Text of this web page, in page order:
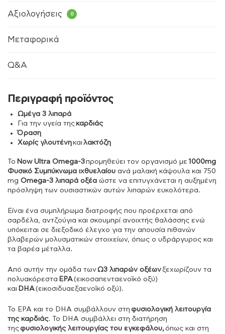
Αξιολογήσεις 0
Μεταφορικά
Q&A
Περιγραφή προϊόντος
Ωμέγα 3 λιπαρά
Για την υγεία τηςκαρδιάς
Όραση
Χωρίς γλουτένηκαι λακτόζη
Το Now Ultra Omega-3προμηθεύει τον οργανισμό με 1000mg
Φυσικό Συμπύκνωμα ιχθυελαίου ανά μαλακή κάψουλα και 750
mg Omega-3 λιπαρά οξέα ώστε να επιτυγχάνεται η αυξημένη
πρόσληψη των ουσιαστικών αυτών λιπαρών ευκολότερα.
Είναι ένα συμπλήρωμα διατροφής που προέρχεται από
σαρδέλα, αντζούγια και σκουμπρί ανοιχτής θαλάσσης ενώ
υπόκειται σε διεξοδικό έλεγχο για την απουσία πιθανών
βλαβερών μολυσματικών στοιχείων, όπως ο υδράργυρος και
τα βαρέα μέταλλα.
Από αυτήν την ομάδα τωνΩ3 λιπαρών οξέωνξεχωρίζουν τα
πολυακόρεστα EPA(εικοσαπενταενοϊκό οξύ)
και DHA(εικοσιδυαεξαενοϊκό οξύ).
Το EPA και το DHA συμβάλλουν στη φυσιολογική λειτουργία
της καρδιάς. Το DHA συμβάλλει στη διατήρηση
τηςφυσιολογικής λειτουργίας του εγκεφάλου,όπως και στη